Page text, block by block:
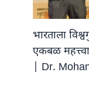
भारताला
एकबळ
| Dr.